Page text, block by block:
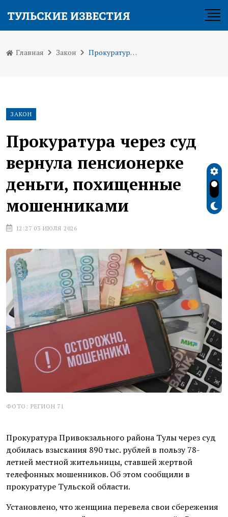
Главная Закон Прокуратура через суд вернула пенсионерке деньги, похищенные мошенниками
ЗАКОН
Прокуратура через суд
вернула пенсионерке
деньги, похищенные
мошенниками
12:27 03 ИЮЛЯ 2026
ФОТО: РЕГИОН 71
Прокуратура Привокзального района Тулы через суд
добилась взыскания 890 тыс. рублей в пользу 78-
летней местной жительницы, ставшей жертвой
телефонных мошенников. Об этом сообщили в
прокуратуре Тульской области.
Установлено, что женщина перевела свои сбережения